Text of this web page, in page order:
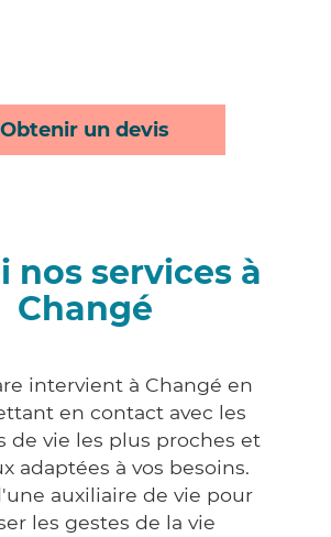
Obtenir un devis
nos services à
Changé
intervient à Changé en
en contact avec les
de vie les plus proches et
adaptées à vos besoins.
auxiliaire de vie pour
les gestes de la vie